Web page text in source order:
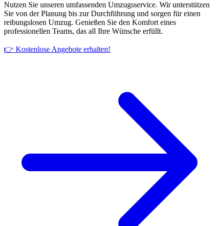
Nutzen Sie unseren umfassenden Umzugsservice. Wir unterstützen
Sie von der Planung bis zur Durchführung und sorgen für einen
reibungslosen Umzug. Genießen Sie den Komfort eines
professionellen Teams, das all Ihre Wünsche erfüllt.
👉 Kostenlose Angebote erhalten!